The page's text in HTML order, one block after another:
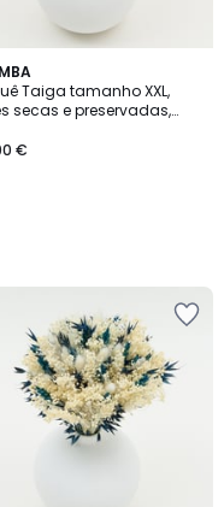
Taiga tamanho XXL,
secas e preservadas,
€